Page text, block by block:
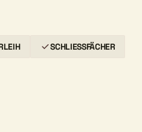
SCHLIESSFÄCHER